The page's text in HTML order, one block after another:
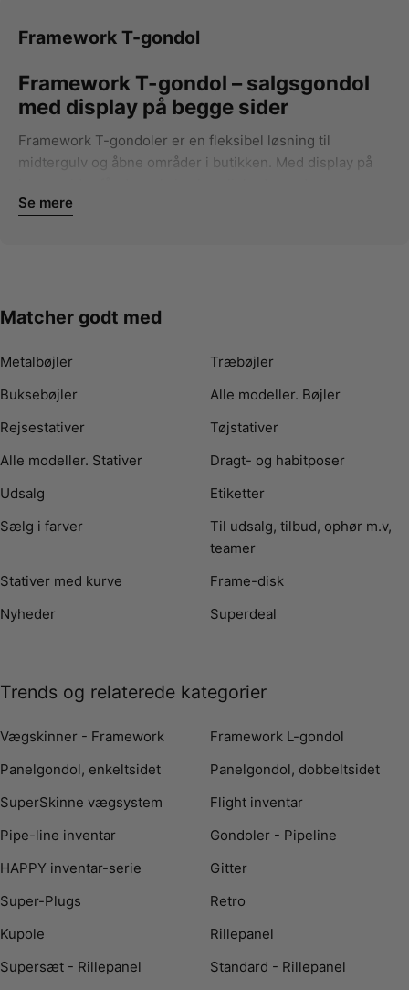
Framework T-gondol
Framework T-gondol – salgsgondol
med display på begge sider
Framework T-gondoler er en fleksibel løsning til
midtergulv og åbne områder i butikken. Med display på
pladsen bedre.
Salg fra begge sider
God til kampagner og sæsonvarer
Fleksibel opbygning med Framework
Som en del af Framework-systemet kan gondolen
Kroge, hylder og stænger
Nem ændring af opsætning
Så du kan tilpasse den til både tøj, sko og accessories.
Stabil og klar til daglig brug
Solid konstruktion
Velegnet til høj belastning
Let at arbejde med i hverdagen
Velegnet til mange varetyper
Tøj og kollektioner
Kampagnevarer
Kort sagt
T-gondol med display på begge sider
Fleksibel opsætning med Framework tilbehør
Stabil løsning til daglig brug
Se mere
Matcher godt med
Metalbøjler
Træbøjler
Buksebøjler
Alle modeller. Bøjler
Rejsestativer
Tøjstativer
Alle modeller. Stativer
Dragt- og habitposer
Udsalg
Etiketter
Sælg i farver
Til udsalg, tilbud, ophør m.v,
teamer
Stativer med kurve
Frame-disk
Nyheder
Superdeal
Trends og relaterede kategorier
Vægskinner - Framework
Framework L-gondol
Panelgondol, enkeltsidet
Panelgondol, dobbeltsidet
SuperSkinne vægsystem
Flight inventar
Pipe-line inventar
Gondoler - Pipeline
HAPPY inventar-serie
Gitter
Super-Plugs
Retro
Kupole
Rillepanel
Supersæt - Rillepanel
Standard - Rillepanel